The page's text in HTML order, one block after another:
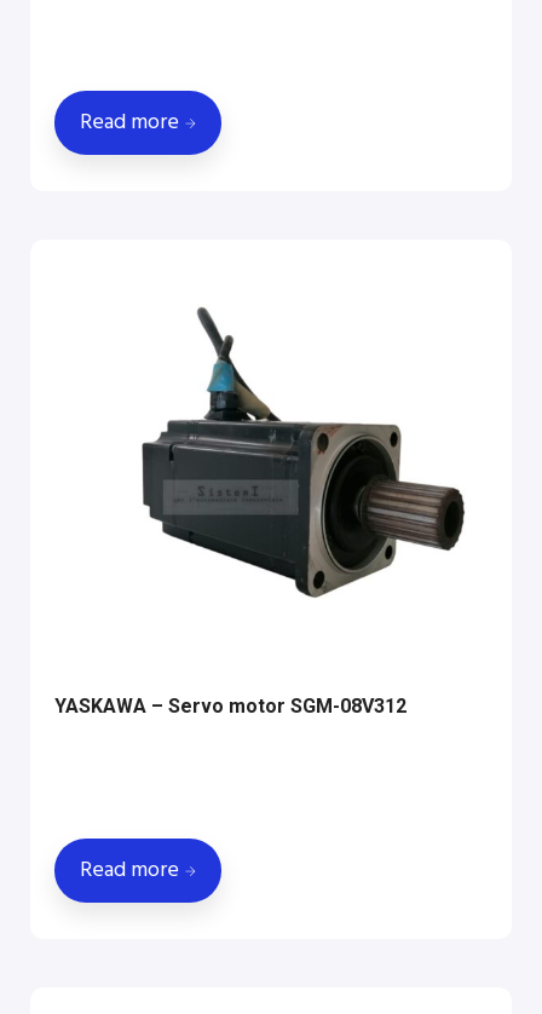
Read more
YASKAWA – Servo motor SGM-08V312
Read more